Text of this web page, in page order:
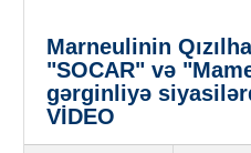
Marneulinin
"SOCAR" və
gərginliyə
VİDEO